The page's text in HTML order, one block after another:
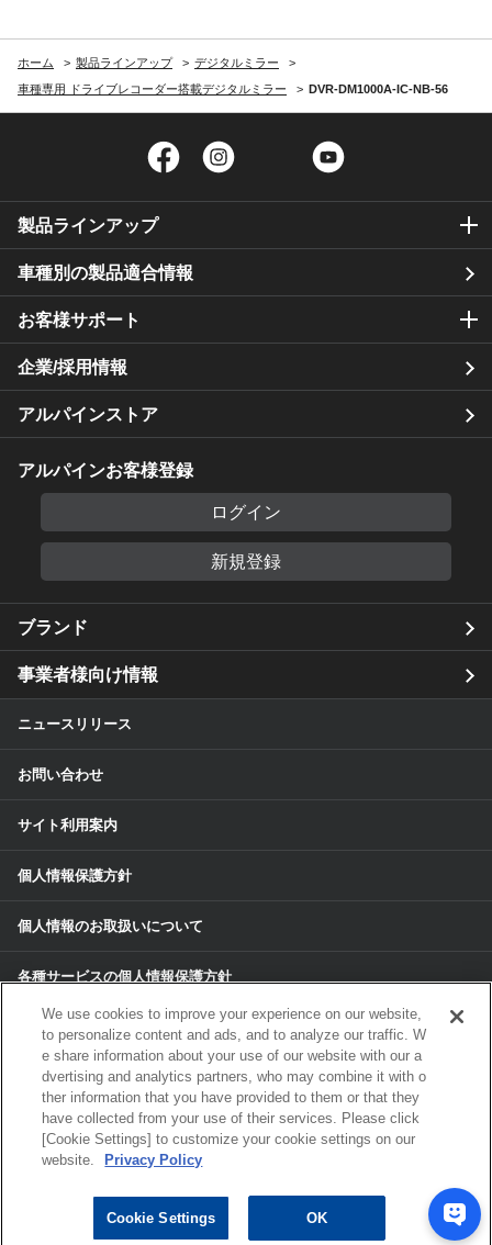
特設ページにいく
ホーム 製品ラインアップ
デジタルミラー
車種専用 ドライブレコーダー搭載デジタルミラー
DVR-DM1000A-IC-NB-56
Facebook Twitter
製品ラインアップ
車種別の製品適合情報
お客様サポート
企業/採用情報
アルパインストア
アルパインお客様登録
ログイン
新規登録
ブランド
事業者様向け情報
ニュースリリース
お問い合わせ
サイト利用案内
個人情報保護方針
個人情報のお取扱いについて
各種サービスの個人情報保護方針
サイトマップ
© 2024 ALPS ALPINE CO, LTD./ALPINE
ELECTRONICS MARKETING, INC. ALL RIGHTS RESERVED.
We use cookies to improve your experience on our website,
to personalize content and ads, and to analyze our traffic. W
e share information about your use of our website with our a
dvertising and analytics partners, who may combine it with o
ther information that you have provided to them or that they
have collected from your use of their services. Please click
[Cookie Settings] to customize your cookie settings on our
website.
Privacy Policy
Cookie Settings OK